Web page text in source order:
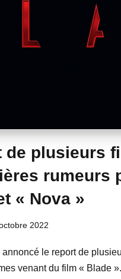
de plusieurs
rumeurs
« Nova »
2022
le report de
venant du film « Blade ».